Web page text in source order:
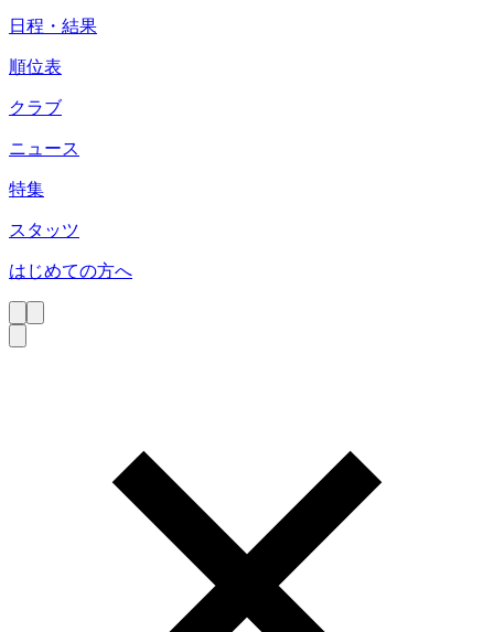
日程・結果
順位表
クラブ
ニュース
特集
スタッツ
はじめての方へ